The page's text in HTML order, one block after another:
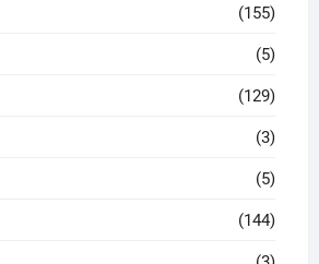
(155)
(5)
(129)
(3)
(5)
(144)